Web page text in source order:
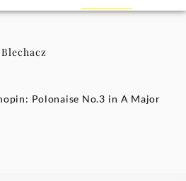
Polonaise No.3 in A Major